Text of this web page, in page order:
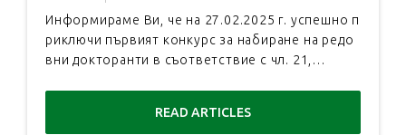
Информираме Ви, че на 27.02.2025 г. успешно п
риключи първият конкурс за набиране на редо
вни докторанти в съответствие с чл. 21,…
READ ARTICLES